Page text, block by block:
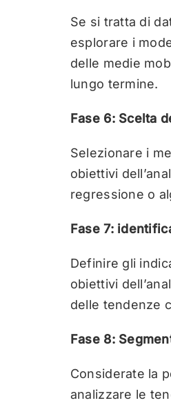
Se si tratta di
esplorare i
delle medie
lungo termine.
Fase 6: Scelta
Selezionare i
obiettivi
regressione o
Fase 7:
Definire gli
obiettivi
delle tendenze
Fase 8:
Considerate la
analizzare le